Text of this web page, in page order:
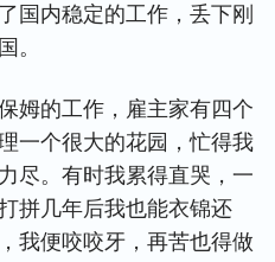
国内稳定的工作，丢下刚
。
姆的工作，雇主家有四个
一个很大的花园，忙得我
尽。有时我累得直哭，一
拼几年后我也能衣锦还
我便咬咬牙，再苦也得做